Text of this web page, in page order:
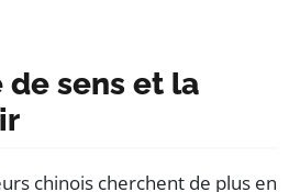
de sens et la
chinois cherchent de plus en